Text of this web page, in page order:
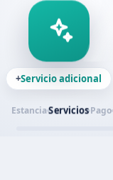
+Servicio adicional
EstanciaServiciosPago